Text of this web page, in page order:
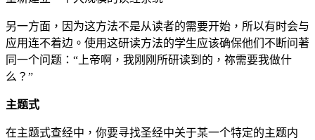
另一方面，因为这方法不是从读者的需要开始，所以有时会与
应用连不着边。使用这研读方法的学生应该确保他们不断问著
同一个问题：“上帝啊，我刚刚所研读到的，祢需要我做什
么？”
主题式
在主题式查经中，你要寻找圣经中关于某一个特定的主题内